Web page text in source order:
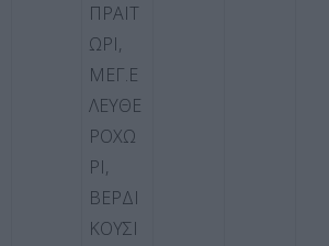
ΠΡΑΙΤ
ΩΡΙ,
ΜΕΓ.Ε
ΛΕΥΘΕ
ΡΟΧΩ
ΡΙ,
ΒΕΡΔΙ
ΚΟΥΣΙ